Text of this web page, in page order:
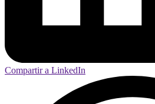
Compartir a LinkedIn